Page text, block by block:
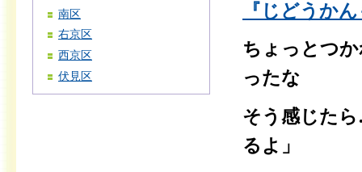
南区
右京区
西京区
伏見区
『じどうか
ちょっとつ
ったな
そう感じた
るよ」